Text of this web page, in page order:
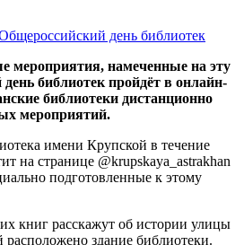
мероприятия, намеченные на эту
библиотек пройдёт в онлайн-
библиотеки дистанционно
мероприятий.
имени Крупской в течение
на странице @krupskaya_astrakhan
подготовленные к этому
книг расскажут об истории улицы
расположено здание библиотеки.